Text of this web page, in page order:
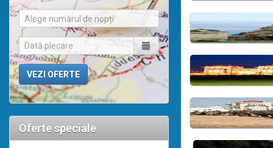
Alege numărul de nopți
Oferte speciale